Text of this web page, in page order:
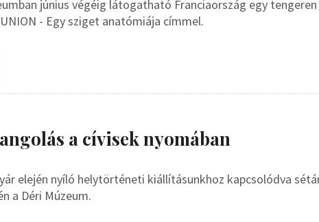
június végéig látogatható Franciaország egy
- Egy sziget anatómiája címmel.
a cívisek nyomában
elején nyíló helytörténeti kiállításunkhoz kapcsolódva
a Déri Múzeum.